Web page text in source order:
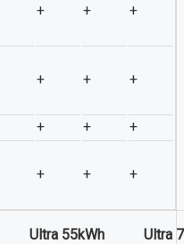
+ + +
+ + +
+ +
+
+ + +
Ultra 55kWh Ultra